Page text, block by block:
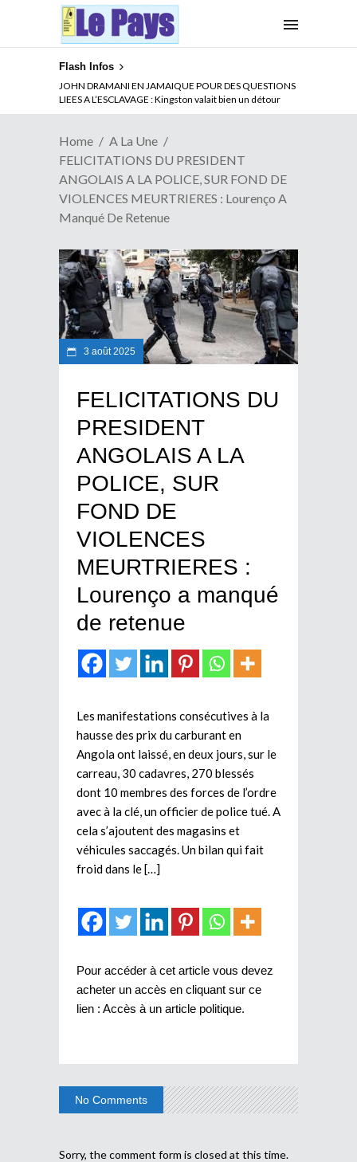
Flash Infos
JOHN DRAMANI EN JAMAIQUE POUR DES QUESTIONS
LIEES A L’ESCLAVAGE : Kingston valait bien un détour
Home
A La Une
FELICITATIONS DU PRESIDENT
ANGOLAIS A LA POLICE, SUR FOND DE
VIOLENCES MEURTRIERES : Lourenço A
Manqué De Retenue
3 août 2025
FELICITATIONS DU
PRESIDENT
ANGOLAIS A LA
POLICE, SUR
FOND DE
VIOLENCES
MEURTRIERES :
Lourenço a manqué
de retenue
Les manifestations consécutives à la
hausse des prix du carburant en
Angola ont laissé, en deux jours, sur le
carreau, 30 cadavres, 270 blessés
dont 10 membres des forces de l’ordre
avec à la clé, un officier de police tué. A
cela s’ajoutent des magasins et
véhicules saccagés. Un bilan qui fait
froid dans le […]
Pour accéder à cet article vous devez
acheter un accès en cliquant sur ce
lien : Accès à un article politique.
No Comments
Sorry, the comment form is closed at this time.